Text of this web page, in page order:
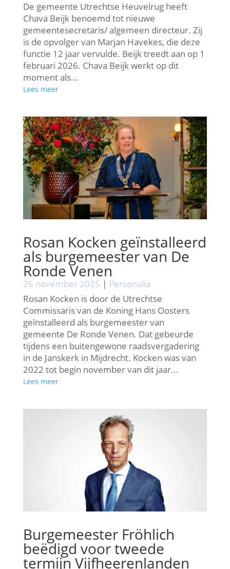
De gemeente Utrechtse Heuvelrug heeft
Chava Beijk benoemd tot nieuwe
gemeentesecretaris/ algemeen directeur. Zij
is de opvolger van Marjan Havekes, die deze
functie 12 jaar vervulde. Beijk treedt aan op 1
februari 2026. Chava Beijk werkt op dit
moment als...
Lees meer
Rosan Kocken geïnstalleerd
als burgemeester van De
Ronde Venen
26 november 2025 | Personalia
Rosan Kocken is door de Utrechtse
Commissaris van de Koning Hans Oosters
geïnstalleerd als burgemeester van
gemeente De Ronde Venen. Dat gebeurde
tijdens een buitengewone raadsvergadering
in de Janskerk in Mijdrecht. Kocken was van
2022 tot begin november van dit jaar...
Lees meer
Burgemeester Fröhlich
beëdigd voor tweede
termijn Vijfheerenlanden